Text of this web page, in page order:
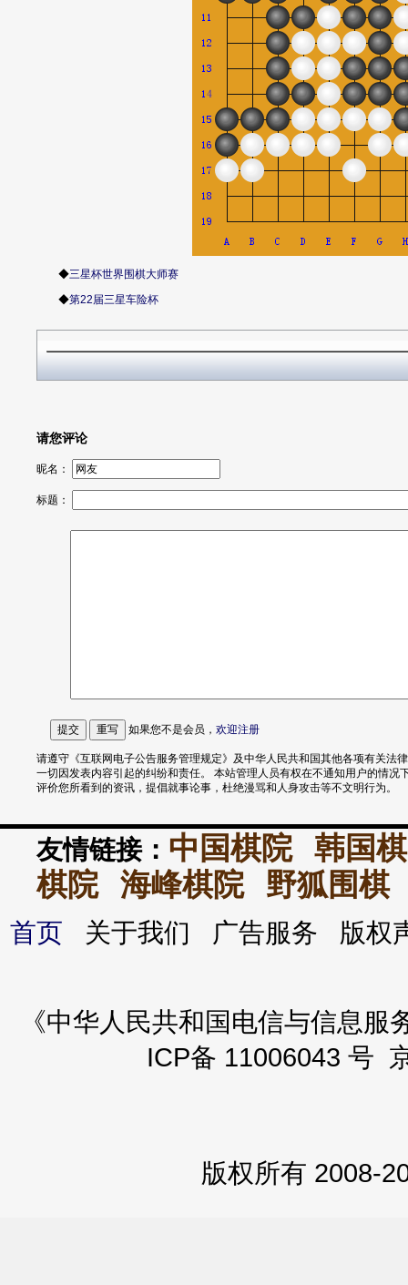
◆三星杯世界围棋大师赛
◆第22届三星车险杯
请您评论
昵名：
标题：
如果您不是会员， 欢迎注册
请遵守《互联网电子公告服务管理规定》及中华人民共和国其他各项有关法
一切因发表内容引起的纠纷和责任。 本站管理人员有权在不通知用户的情况
评价您所看到的资讯，提倡就事论事，杜绝漫骂和人身攻击等不文明行为。
友情链接： 中国棋院
韩国
棋院
海峰棋院 野狐围棋
首页 关于我们 广告服务 版
《中华人民共和国电信与信息
ICP备 11006043 号
版权所有 2008-